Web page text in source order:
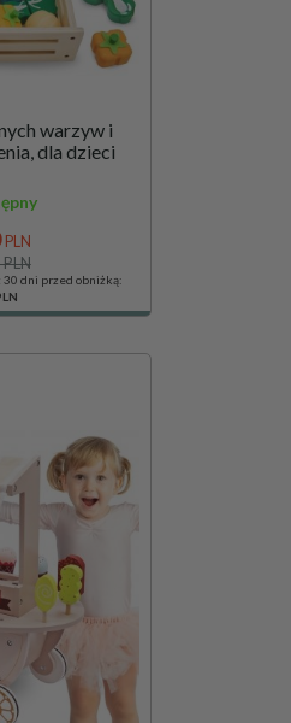
warzyw i
dla dzieci
PLN
30 dni przed obniżką: